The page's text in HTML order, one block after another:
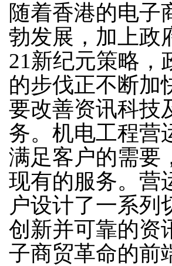
随着香港的电子
勃发展，加上政
21新纪元策略，
的步伐正不断加
要改善资讯科技
务。机电工程营
满足客户的需要
现有的服务。营
户设计了一系列
创新并可靠的资
子商贸革命的前